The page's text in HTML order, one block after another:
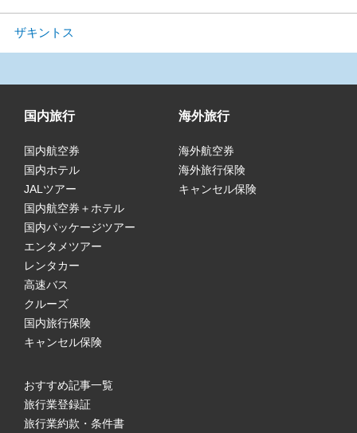
ザキントス
国内旅行
国内航空券
国内ホテル
JALツアー
国内航空券＋ホテル
国内パッケージツアー
エンタメツアー
レンタカー
高速バス
クルーズ
国内旅行保険
キャンセル保険
海外旅行
海外航空券
海外旅行保険
キャンセル保険
おすすめ記事一覧
旅行業登録証
旅行業約款・条件書